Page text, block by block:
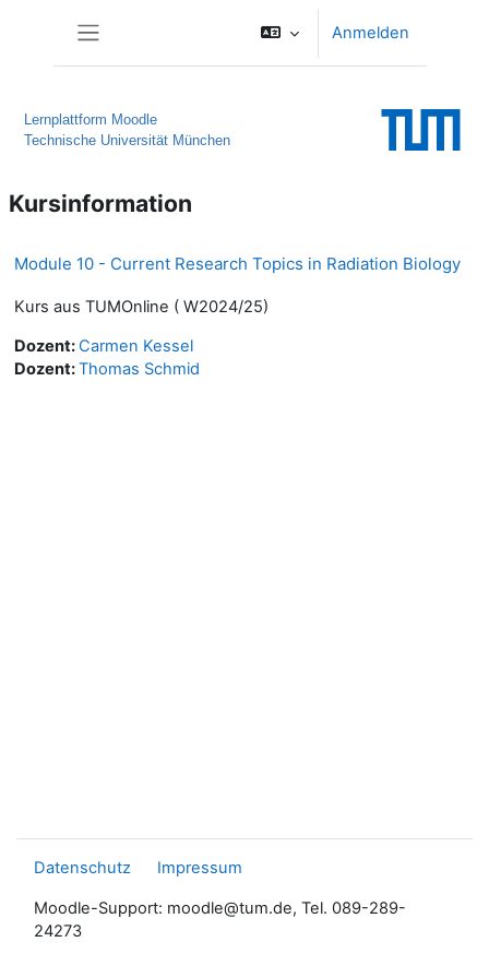
Anmelden
Lernplattform Moodle
Technische Universität München
Kursinformation
Module 10 - Current Research Topics in Radiation Biology
Kurs aus TUMOnline ( W2024/25)
Dozent:Carmen Kessel
Dozent:Thomas Schmid
Datenschutz Impressum
Moodle-Support: moodle@tum.de, Tel. 089-289-
24273